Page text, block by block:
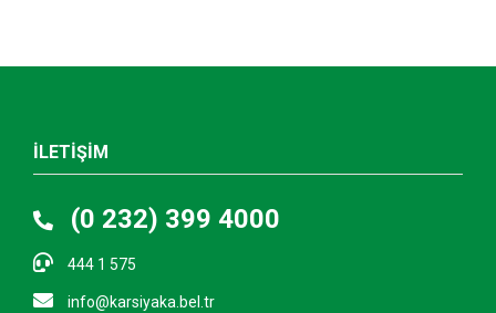
İLETİŞİM
(0 232) 399 4000
444 1 575
info@karsiyaka.bel.tr